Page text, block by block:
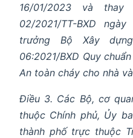
16/01/2023 và
02/2021/TT-BXD
trưởng Bộ Xây
06:2021/BXD Quy
An toàn cháy cho nhà
Điều 3. Các Bộ, cơ
thuộc Chính phủ, Ủy
thành phố trực thuộc